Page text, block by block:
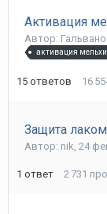
Активация
Автор:
активация
15 ответов 16
Защита лаком
Автор: nik, 24
1 ответ 2 731